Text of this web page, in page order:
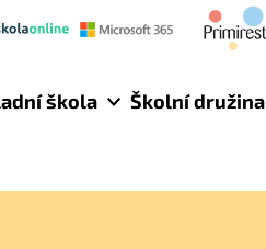
škola Školní družina